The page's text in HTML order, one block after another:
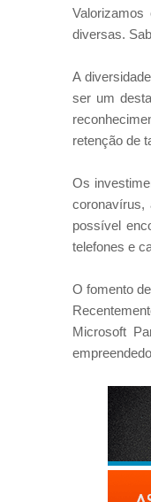
diversas.
A
ser um
retenção de
Os
coronavírus,
possível
telefones e
O fomento
Microsoft